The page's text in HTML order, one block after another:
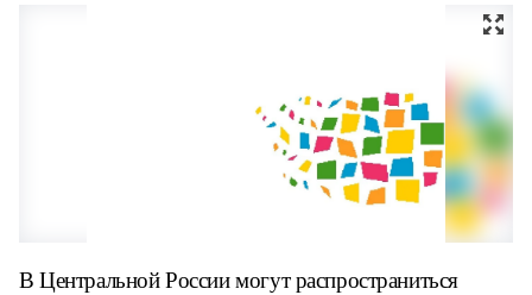
В Центральной России могут распространиться